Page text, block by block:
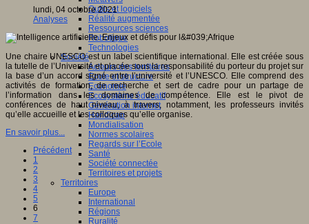
Outils et logiciels
Réalité augmentée
Ressources sciences
Robotique
Technologies
Société
Acteurs des territoires
Ecole et structure
Economie
Ecosystème éducatif
Génération internet
Handicap
Mondialisation
Normes scolaires
Regards sur l’Ecole
Santé
Société connectée
Territoires et projets
Territoires
Europe
International
Régions
Ruralité
lundi, 04 octobre 2021
Analyses
Une chaire UNESCO est un label scientifique international. Elle est créée sous
la tutelle de l’Université et placée sous la responsabilité du porteur du projet sur
la base d’un accord signé entre l’université et l’UNESCO. Elle comprend des
activités de formation, de recherche et sert de cadre pour un partage de
l’information dans les domaines de compétence. Elle est le pivot de
conférences de haut niveau, à travers, notamment, les professeurs invités
qu’elle accueille et les colloques qu’elle organise.
En savoir plus...
Précédent
1
2
3
4
5
6
7